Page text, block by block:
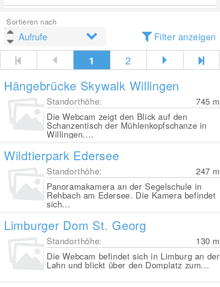
Sortieren nach
Filter anzeigen
1 2
Hängebrücke Skywalk Willingen
Standorthöhe: 745 m
Die Webcam zeigt den Blick auf den
Schanzentisch der Mühlenkopfschanze in
Willingen....
Wildtierpark Edersee
Standorthöhe: 247 m
Panoramakamera an der Segelschule in
Rehbach am Edersee. Die Kamera befindet
sich...
Limburger Dom St. Georg
Standorthöhe: 130 m
Die Webcam befindet sich in Limburg an der
Lahn und blickt über den Domplatz zum...